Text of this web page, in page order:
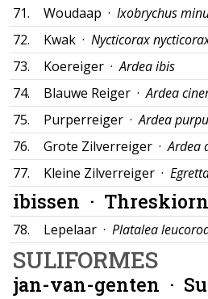
71.
Woudaap · Ixobrychus
72.
Kwak · Nycticorax
73.
Koereiger ·Ardea ibis
74.
Blauwe Reiger ·Ardea
75.
Purperreiger ·Ardea
76.
Grote Zilverreiger ·Ardea
77.
Kleine Zilverreiger ·
ibissen ·
78. Lepelaar · Platalea
SULIFORMES
jan-van-genten ·